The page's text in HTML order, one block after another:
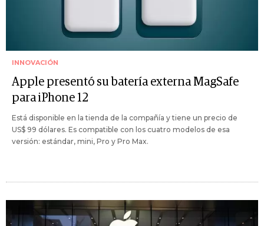
INNOVACIÓN
Apple presentó su batería externa MagSafe
para iPhone 12
Está disponible en la tienda de la compañía y tiene un precio de
US$ 99 dólares. Es compatible con los cuatro modelos de esa
versión: estándar, mini, Pro y Pro Max.